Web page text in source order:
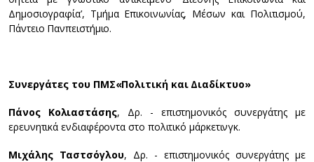
Δημοσιογραφία’, Τμήμα Επικοινωνίας, Μέσων και Πολιτισμού,
Πάντειο Πανπειστήμιο.
Συνεργάτες του ΠΜΣ«Πολιτική και Διαδίκτυο»
Πάνος Κολιαστάσης, Δρ. - επιστημονικός συνεργάτης με
ερευνητικά ενδιαφέροντα στο πολιτικό μάρκετινγκ.
Μιχάλης Ταστσόγλου, Δρ. - επιστημονικός συνεργάτης με